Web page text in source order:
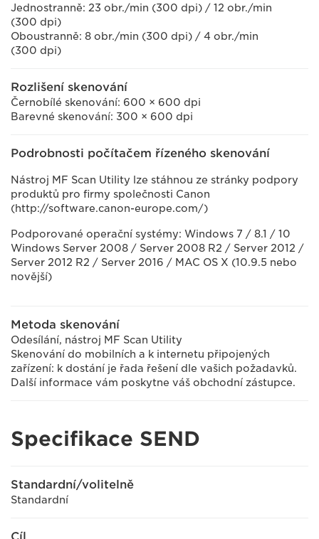
Jednostranně: 23 obr./min (300 dpi) / 12 obr./min
(300 dpi)
Oboustranně: 8 obr./min (300 dpi) / 4 obr./min
(300 dpi)
Rozlišení skenování
Černobílé skenování: 600 × 600 dpi
Barevné skenování: 300 × 600 dpi
Podrobnosti počítačem řízeného skenování
Nástroj MF Scan Utility lze stáhnou ze stránky podpory
produktů pro firmy společnosti Canon
(http://software.canon-europe.com/)
Podporované operační systémy: Windows 7 / 8.1 / 10
Windows Server 2008 / Server 2008 R2 / Server 2012 /
Server 2012 R2 / Server 2016 / MAC OS X (10.9.5 nebo
novější)
Metoda skenování
Odesílání, nástroj MF Scan Utility
Skenování do mobilních a k internetu připojených
zařízení: k dostání je řada řešení dle vašich požadavků.
Další informace vám poskytne váš obchodní zástupce.
Specifikace SEND
Standardní/volitelně
Standardní